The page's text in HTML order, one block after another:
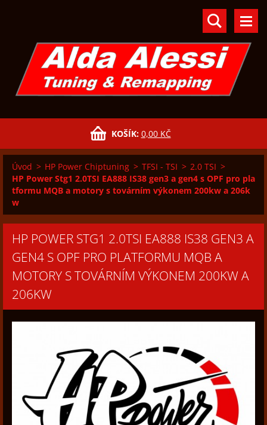
KOŠÍK: 0,00 KČ
Úvod > HP Power Chiptuning > TFSI - TSI > 2.0 TSI >
HP Power Stg1 2.0TSI EA888 IS38 gen3 a gen4 s OPF pro pla
tformu MQB a motory s továrním výkonem 200kw a 206k
w
HP POWER STG1 2.0TSI EA888 IS38 GEN3 A
GEN4 S OPF PRO PLATFORMU MQB A
MOTORY S TOVÁRNÍM VÝKONEM 200KW A
206KW